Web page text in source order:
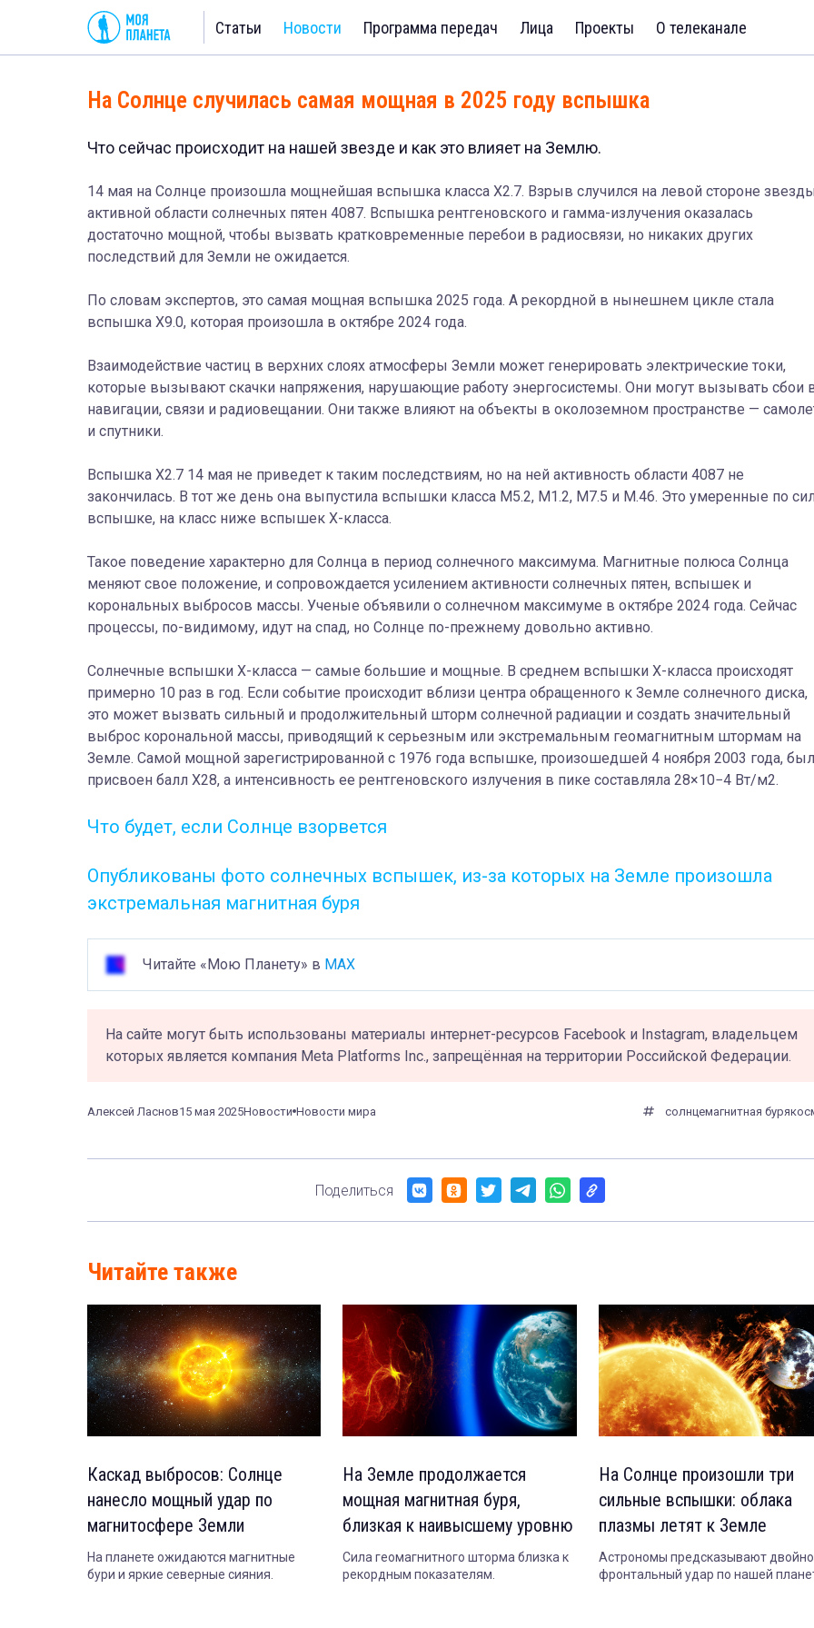
Статьи Новости Программа передач Лица Проекты О телеканале
На Солнце случилась самая мощная в 2025 году вспышка
Что сейчас происходит на нашей звезде и как это влияет на Землю.
14 мая на Солнце произошла мощнейшая вспышка класса X2.7. Взрыв случился на левой стороне
активной области солнечных пятен 4087. Вспышка рентгеновского и гамма-излучения оказалась
достаточно мощной, чтобы вызвать кратковременные перебои в радиосвязи, но никаких других
последствий для Земли не ожидается.
По словам экспертов, это самая мощная вспышка 2025 года. А рекордной в нынешнем цикле стала
вспышка X9.0, которая произошла в октябре 2024 года.
Взаимодействие частиц в верхних слоях атмосферы Земли может генерировать электрические токи,
которые вызывают скачки напряжения, нарушающие работу энергосистемы. Они могут вызывать сбои
навигации, связи и радиовещании. Они также влияют на объекты в околоземном пространстве —
и спутники.
Вспышка X2.7 14 мая не приведет к таким последствиям, но на ней активность области 4087 не
закончилась. В тот же день она выпустила вспышки класса M5.2, M1.2, M7.5 и M.46. Это умеренные по
вспышке, на класс ниже вспышек X-класса.
Такое поведение характерно для Солнца в период солнечного максимума. Магнитные полюса Солнца
меняют свое положение, и сопровождается усилением активности солнечных пятен, вспышек и
корональных выбросов массы. Ученые объявили о солнечном максимуме в октябре 2024 года. Сейчас
процессы, по-видимому, идут на спад, но Солнце по-прежнему довольно активно.
Солнечные вспышки X-класса — самые большие и мощные. В среднем вспышки X-класса происходят
примерно 10 раз в год. Если событие происходит вблизи центра обращенного к Земле солнечного диска,
это может вызвать сильный и продолжительный шторм солнечной радиации и создать значительный
выброс корональной массы, приводящий к серьезным или экстремальным геомагнитным штормам на
Земле. Самой мощной зарегистрированной с 1976 года вспышке, произошедшей 4 ноября 2003 года, был
присвоен балл X28, а интенсивность ее рентгеновского излучения в пике составляла 28×10−4 Вт/м2.
Что будет, если Солнце взорвется
Опубликованы фото солнечных вспышек, из-за которых на Земле произошла
экстремальная магнитная буря
Читайте «Мою Планету» в MAX
На сайте могут быть использованы материалы интернет-ресурсов Facebook и Instagram, владельцем
которых является компания Meta Platforms Inc., запрещённая на территории Российской Федерации.
Алексей Ласнов15 мая 2025Новости Новости мира солнцемагнитная буря
Поделиться
Читайте также
Каскад выбросов: Солнце
нанесло мощный удар по
магнитосфере Земли
На планете ожидаются магнитные
бури и яркие северные сияния.
На Земле продолжается
мощная магнитная буря,
близкая к наивысшему уровню
Сила геомагнитного шторма близка к
рекордным показателям.
На Солнце произошли три
сильные вспышки: облака
плазмы летят к Земле
Астрономы предсказывают
фронтальный удар по нашей